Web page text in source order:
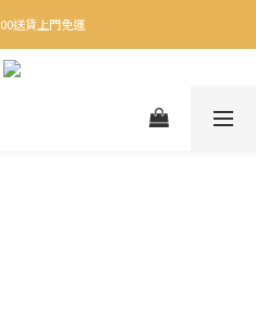
App 即享多重禮遇！
送貨上門免運
App 即享多重禮遇！